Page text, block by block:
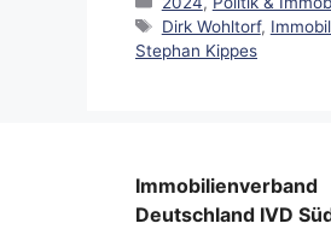
Schlagwörter
Dirk Wohltorf,
Stephan Kippes
Immobilienverband
Deutschland IVD